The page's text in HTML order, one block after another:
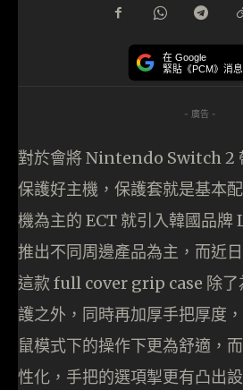
在 Google
緊貼《PCM》消息
- 廣告 -
對於會將 Nintendo Switch 2
保護好主機，保護套就是基本
機為主的 ECT 就引入韓國品牌
推出不同周邊產品為主，而近
這款 full cover grip case 除了
護之外，同時再加厚手把厚度
鼠模式下的操作下更為舒適，
性化，手把的選項掣更有凸出